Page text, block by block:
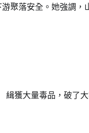
聚落安全。她強調，
獲大量毒品，破了